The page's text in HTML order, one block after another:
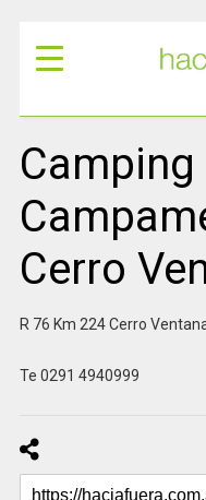
Camping
Cerro
R 76 Km 224 Cerro
Te 0291 4940999